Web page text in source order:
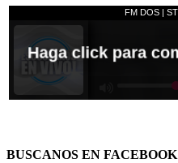
BUSCANOS EN FACEBOOK